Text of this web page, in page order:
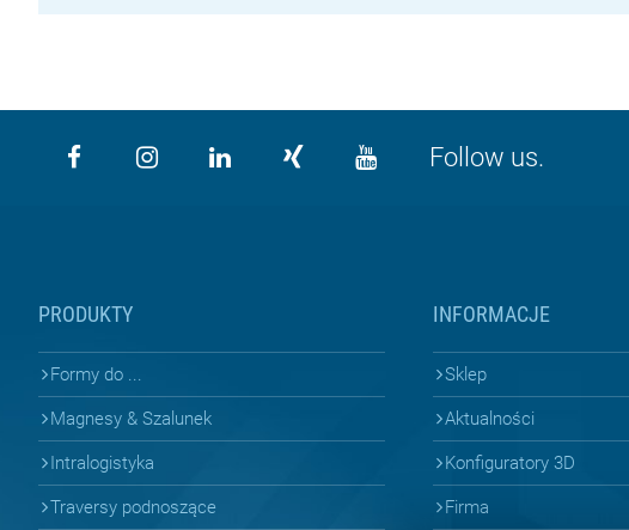
Follow us.
PRODUKTY
Formy do ...
Magnesy & Szalunek
Intralogistyka
Traversy podnoszące
INFORMACJE
Sklep
Aktualności
Konfiguratory 3D
Firma